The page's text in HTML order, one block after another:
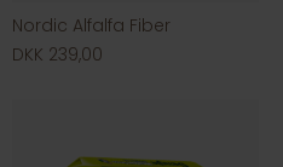
Nordic Alfalfa Fiber
DKK 239,00